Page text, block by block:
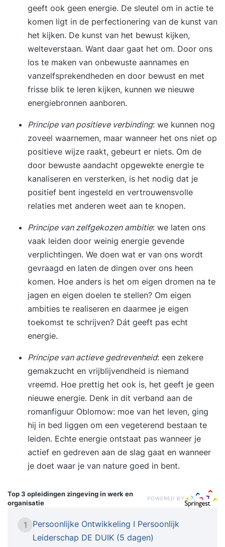
geeft ook geen energie. De sleutel om in actie te
komen ligt in de perfectionering van de kunst van
het kijken. De kunst van het bewust kijken,
welteverstaan. Want daar gaat het om. Door ons
los te maken van onbewuste aannames en
vanzelfsprekendheden en door bewust en met
frisse blik te leren kijken, kunnen we nieuwe
energiebronnen aanboren.
Principe van positieve verbinding: we kunnen nog
zoveel waarnemen, maar wanneer het ons niet op
positieve wijze raakt, gebeurt er niets. Om de
door bewuste aandacht opgewekte energie te
kanaliseren en versterken, is het nodig dat je
positief bent ingesteld en vertrouwensvolle
relaties met anderen weet aan te knopen.
Principe van zelfgekozen ambitie: we laten ons
vaak leiden door weinig energie gevende
verplichtingen. We doen wat er van ons wordt
gevraagd en laten de dingen over ons heen
komen. Hoe anders is het om eigen dromen na te
jagen en eigen doelen te stellen? Om eigen
ambities te realiseren en daarmee je eigen
toekomst te schrijven? Dát geeft pas echt
energie.
Principe van actieve gedrevenheid: een zekere
gemakzucht en vrijblijvendheid is niemand
vreemd. Hoe prettig het ook is, het geeft je geen
nieuwe energie. Denk in dit verband aan de
romanfiguur Oblomow: moe van het leven, ging
hij in bed liggen om een vegeterend bestaan te
leiden. Echte energie ontstaat pas wanneer je
actief en gedreven aan de slag gaat en wanneer
je doet waar je van nature goed in bent.
Top 3 opleidingenzingeving in werk en
organisatie
POWERED BY
1
Persoonlijke Ontwikkeling I Persoonlijk
Leiderschap DE DUIK (5 dagen)